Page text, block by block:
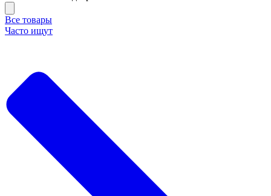
Все товары
Часто ищут